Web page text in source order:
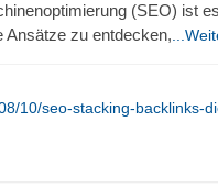
(SEO) ist
Ansätze zu entdecken,
10/seo-stacking-backlinks-